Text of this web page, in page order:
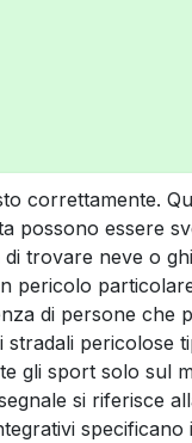
correttamente.
possono essere
di trovare neve o
pericolo
di persone che
stradali pericolose
gli sport solo sul
si riferisce